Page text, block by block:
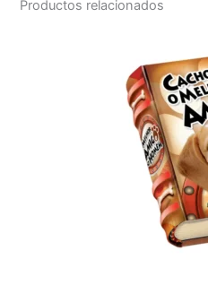
Productos relacionados